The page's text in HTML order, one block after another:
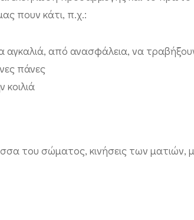
πουν κάτι, π.χ.:
αγκαλιά, από ανασφάλεια, να
πάνες
κοιλιά
του σώματος, κινήσεις των